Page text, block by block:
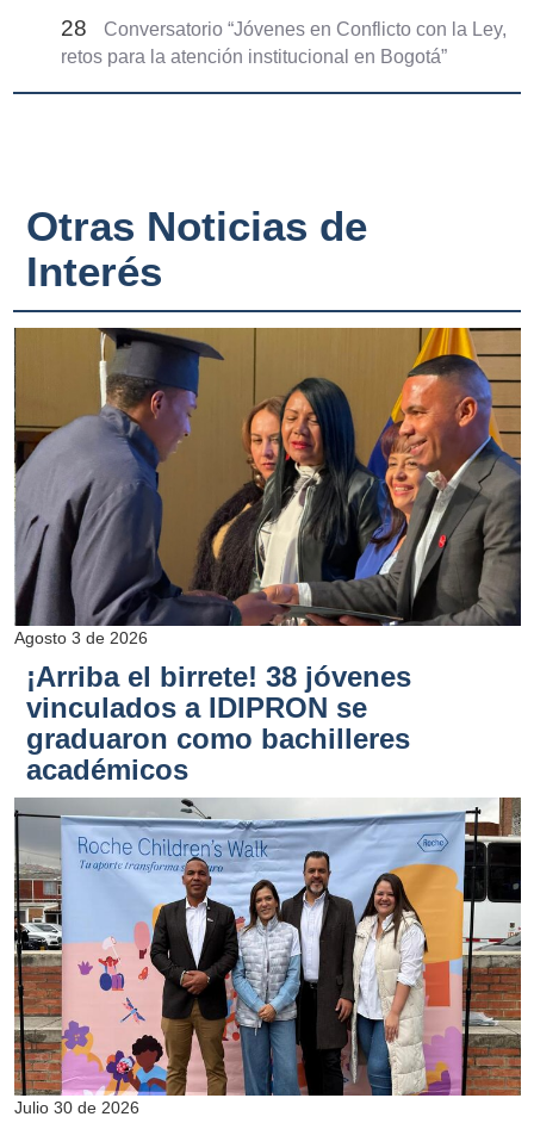
28
Conversatorio “Jóvenes en Conflicto con la Ley,
retos para la atención institucional en Bogotá”
Otras Noticias de
Interés
Agosto 3 de 2026
¡Arriba el birrete! 38 jóvenes
vinculados a IDIPRON se
graduaron como bachilleres
académicos
Julio 30 de 2026